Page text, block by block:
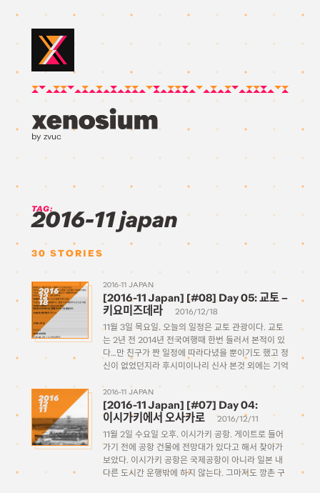
by zvuc
TAG:
2016-11 japan
30 STORIES
2016
12
18
2016-11 JAPAN
[2016-11 Japan] [#08] Day 05: 교토 –
키요미즈데라
2016/12/18
11월 3일 목요일. 오늘의 일정은 교토 관광이다. 교토
는 2년 전 2014년 전국여행때 한번 들러서 본적이 있
다…만 친구가 짠 일정에 따라다녔을 뿐이기도 했고 정
신이 없었던지라 후시미이나리 신사 본것 외에는 기억
다) 그리고 같이 간 […]
2016
12
11
2016-11 JAPAN
[2016-11 Japan] [#07] Day 04:
이시가키에서 오사카로
2016/12/11
11월 2일 수요일 오후. 이시가키 공항. 게이트로 들어
가기 전에 공항 건물에 전망대가 있다고 해서 찾아가
보았다. 이시가키 공항은 국제공항이 아니라 일본 내
다른 도시간 운행밖에 하지 않는다. 그마저도 깡촌 구